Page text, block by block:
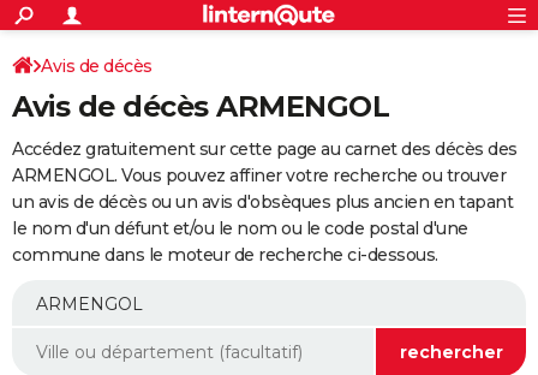
ACTUALITÉS
Politique
Société
Faits Divers
Education
Monde
Villes
+
SPORT
Coupe du monde 2026
Football
Tennis
Cyclisme
Rugby
Forum
Programme TV
TNT
Streaming
Cinéma
Sorties cinéma
Musique
+
FINANCE
Impôts
Immobilier
Risques naturels par ville
Banque
Assurance
Crédit
AUTO
Essais
Réserver un essai
Citadines
Berlines
SUV
Forum auto
+
Mobiles
Meilleur smartphone
Internet
Ordinateurs
Jeux vidéo
Guide high-tech
Aménagement intérieur
Avis de décès
Avis de décès ARMENGOL
Accédez gratuitement sur cette page au carnet des décès des
ARMENGOL. Vous pouvez affiner votre recherche ou trouver
un avis de décès ou un avis d'obsèques plus ancien en tapant
le nom d'un défunt et/ou le nom ou le code postal d'une
commune dans le moteur de recherche ci-dessous.